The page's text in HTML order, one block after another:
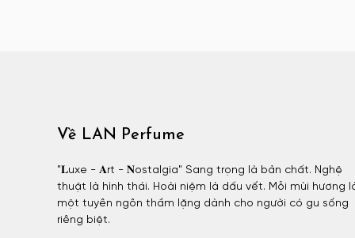
Billie Eilish nữ
BornToStandOut nữ
BornToStandOut unisex
Bottega Veneta
Về LAN Perfume
"𝐋uxe - 𝐀rt - 𝐍ostalgia" Sang trọng là bản chất. Nghệ
thuật là hình thái. Hoài niệm là dấu vết. Mỗi mùi hương
một tuyên ngôn thầm lặng dành cho người có gu sống
riêng biệt.